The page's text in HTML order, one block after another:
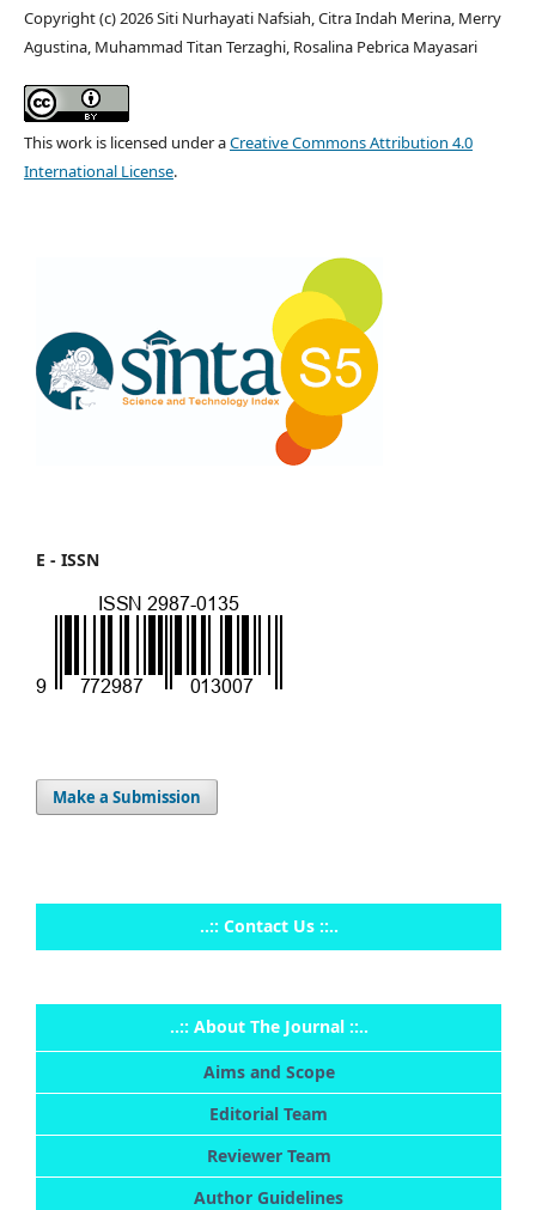
Copyright (c) 2026 Siti Nurhayati Nafsiah, Citra Indah Merina, Merry
Agustina, Muhammad Titan Terzaghi, Rosalina Pebrica Mayasari
This work is licensed under aCreative Commons Attribution 4.0
International License.
E - ISSN
Make a Submission
..:: Contact Us ::..
..:: About The Journal ::..
Aims and Scope
Editorial Team
Reviewer Team
Author Guidelines